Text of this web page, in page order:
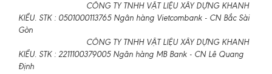
CÔNG TY TNHH VẬT LIỆU XÂY DỰNG KHANH
KIỀU. STK : 0501000113765 Ngân hàng Vietcombank - CN Bắc Sài
Gòn
CÔNG TY TNHH VẬT LIỆU XÂY DỰNG KHANH
KIỀU. STK : 2211100379005 Ngân hàng MB Bank - CN Lê Quang
Định